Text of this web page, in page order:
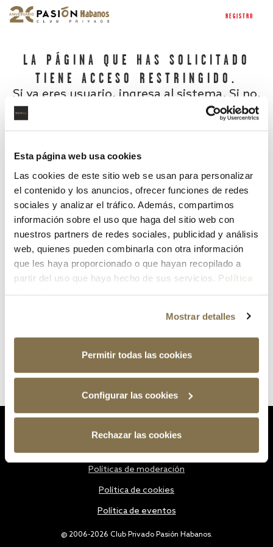
Esta página web usa cookies
Las cookies de este sitio web se usan para personalizar
el contenido y los anuncios, ofrecer funciones de redes
sociales y analizar el tráfico. Además, compartimos
información sobre el uso que haga del sitio web con
nuestros partners de redes sociales, publicidad y análisis
web, quienes pueden combinarla con otra información
que les haya proporcionado o que hayan recopilado a
partir del uso que haya hecho de sus servicios. Política
Mostrar detalles
Permitir todas las cookies
Configurar las cookies
Rechazar las cookies
REGISTRO
LA PÁGINA QUE HAS SOLICITADO
TIENE ACCESO RESTRINGIDO.
Si ya eres usuario, ingresa al sistema. Si no,
¿Has olvidado tu contraseña?
@ 2006-2026 Club Privado Pasión Habanos.
Políticas de moderación
Política de cookies
Política de eventos